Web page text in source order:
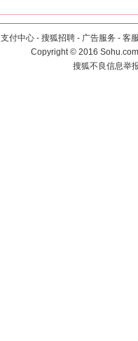
支付中心 - 搜狐招聘 - 广告服务 - 客
Copyright©2016
搜狐不良信息举